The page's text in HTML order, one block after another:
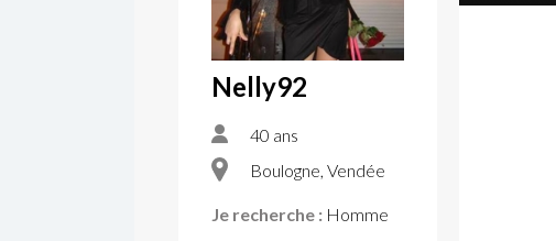
Nelly92
40 ans
Boulogne, Vendée
Je recherche : Homme